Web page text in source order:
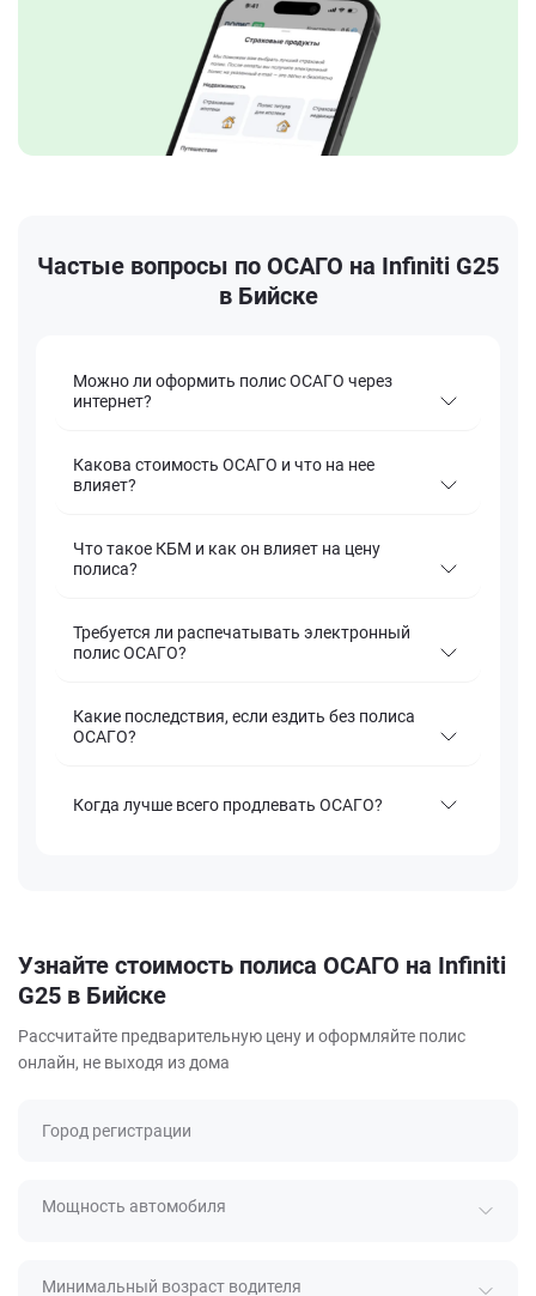
Частые вопросы по ОСАГО на Infiniti G25
в Бийске
Можно ли оформить полис ОСАГО через
интернет?
Какова стоимость ОСАГО и что на нее
влияет?
Что такое КБМ и как он влияет на цену
полиса?
Требуется ли распечатывать электронный
полис ОСАГО?
Какие последствия, если ездить без полиса
ОСАГО?
Когда лучше всего продлевать ОСАГО?
Узнайте стоимость полиса ОСАГО на Infiniti
G25 в Бийске
Рассчитайте предварительную цену и оформляйте полис
онлайн, не выходя из дома
Город регистрации
Мощность автомобиля
Минимальный возраст водителя